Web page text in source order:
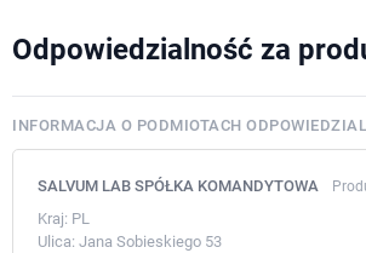
Odpowiedzialność za
INFORMACJA O PODMIOTACH
SALVUM LAB SPÓŁKA KOMANDYTOWA
Kraj: PL
Ulica: Jana Sobieskiego 53